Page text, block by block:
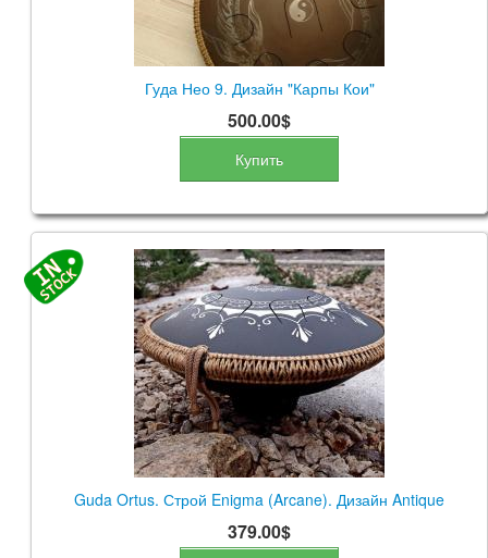
Гуда Нео 9. Дизайн "Карпы Кои"
500.00$
Купить
Guda Ortus. Строй Enigma (Arcane). Дизайн Antique
379.00$